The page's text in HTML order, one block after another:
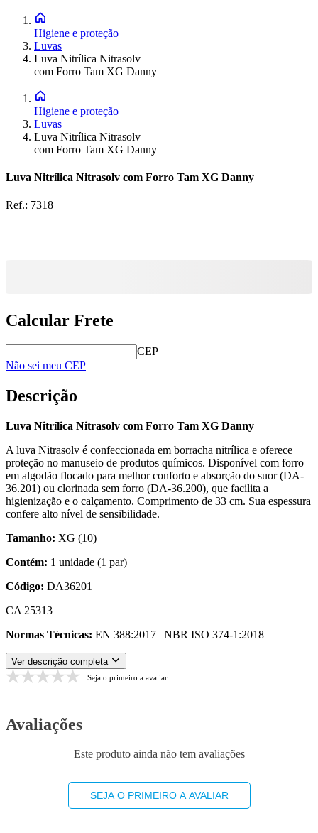
Higiene e proteção
Luvas
Luva Nitrílica Nitrasolv
com Forro Tam XG Danny
Higiene e proteção
Luvas
Luva Nitrílica Nitrasolv
com Forro Tam XG Danny
Luva Nitrílica Nitrasolv com Forro Tam XG Danny
Ref.: 7318
Calcular Frete
CEP
Não sei meu CEP
Descrição
Luva Nitrílica Nitrasolv com Forro Tam XG Danny
A luva Nitrasolv é confeccionada em borracha nitrílica e oferece
proteção no manuseio de produtos químicos. Disponível com forro
em algodão flocado para melhor conforto e absorção do suor (DA-
36.201) ou clorinada sem forro (DA-36.200), que facilita a
higienização e o calçamento. Comprimento de 33 cm. Sua espessura
confere alto nível de sensibilidade.
Tamanho: XG (10)
Contém: 1 unidade (1 par)
Código: DA36201
CA 25313
Normas Técnicas: EN 388:2017 | NBR ISO 374-1:2018
Ver descrição completa
Seja o primeiro a avaliar
Avaliações
Este produto ainda não tem avaliações
SEJA O PRIMEIRO A AVALIAR